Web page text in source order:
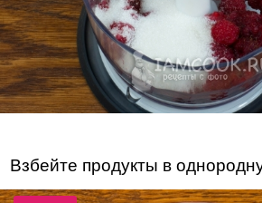
Взбейте продукты в